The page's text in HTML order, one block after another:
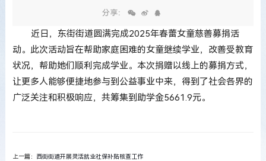
分享：
近日，东街街道圆满完成2025年春蕾女童慈善募捐活
动。此次活动旨在帮助家庭困难的女童继续学业，改善受教育
状况，帮助她们顺利完成学业。本次捐赠以线上的募捐方式，
让更多人能够便捷地参与到公益事业中来，得到了社会各界的
广泛关注和积极响应，共筹集到助学金5661.9元。
上一篇： 西街街道开展灵活就业社保补贴核查工作